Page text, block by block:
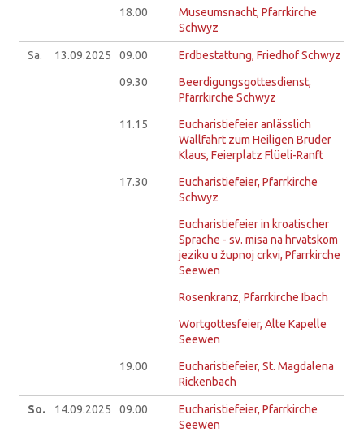
18.00
Museumsnacht, Pfarrkirche
Schwyz
Sa. 13.09.2025 09.00 Erdbestattung, Friedhof Schwyz
09.30
Beerdigungsgottesdienst,
Pfarrkirche Schwyz
11.15
Eucharistiefeier anlässlich
Wallfahrt zum Heiligen Bruder
Klaus, Feierplatz Flüeli-Ranft
17.30
Eucharistiefeier, Pfarrkirche
Schwyz
Eucharistiefeier in kroatischer
Sprache - sv. misa na hrvatskom
jeziku u župnoj crkvi, Pfarrkirche
Seewen
Rosenkranz, Pfarrkirche Ibach
Wortgottesfeier, Alte Kapelle
Seewen
19.00
Eucharistiefeier, St. Magdalena
Rickenbach
So. 14.09.2025 09.00
Eucharistiefeier, Pfarrkirche
Seewen